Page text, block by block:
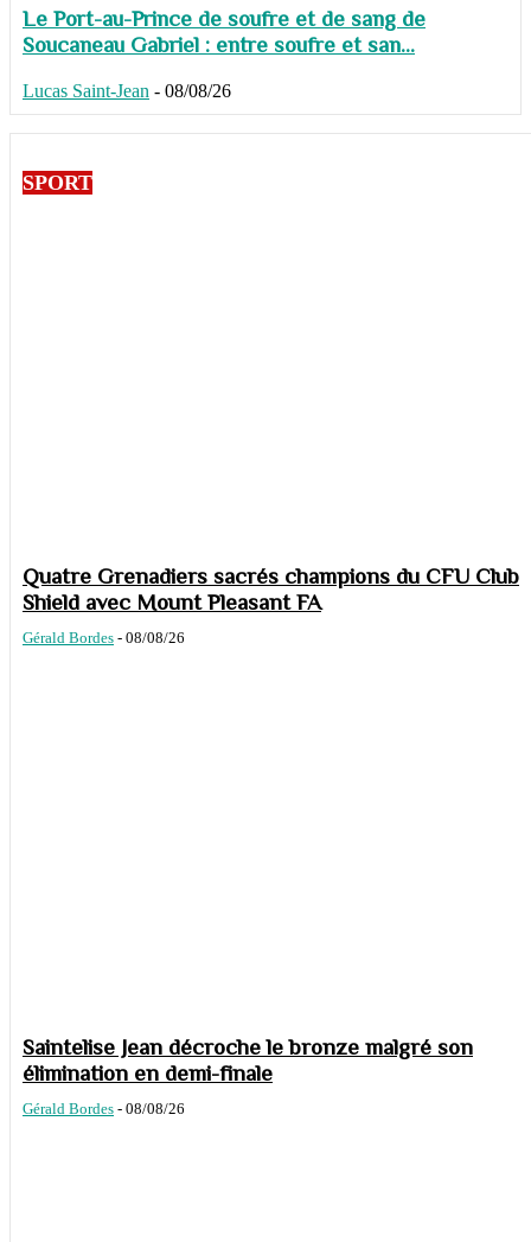
Le Port-au-Prince de soufre et de sang de
Soucaneau Gabriel : entre soufre et san...
Lucas Saint-Jean - 08/08/26
SPORT
Quatre Grenadiers sacrés champions du CFU Club
Shield avec Mount Pleasant FA
Gérald Bordes - 08/08/26
Saintelise Jean décroche le bronze malgré son
élimination en demi-finale
Gérald Bordes - 08/08/26